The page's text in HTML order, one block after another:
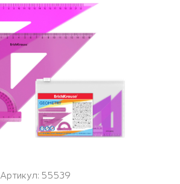
Артикул: 55539